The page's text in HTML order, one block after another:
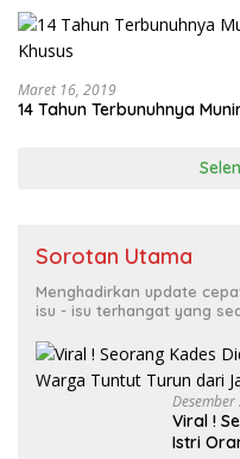
Maret 16, 2019
14 Tahun Terbunuhnya
Sorotan Utama
Menghadirkan update
isu - isu terhangat yang
Viral !
Istri